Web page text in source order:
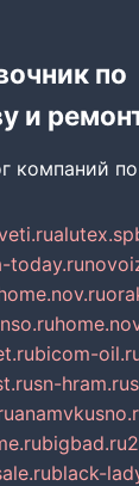
по
и
компаний
today.ru
bicom-
sn-hram.ru
bigbad.ru
black-